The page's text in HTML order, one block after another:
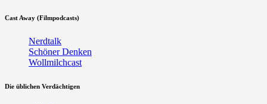
Cast Away (Filmpodcasts)
Nerdtalk
Schöner Denken
Wollmilchcast
Die üblichen Verdächtigen